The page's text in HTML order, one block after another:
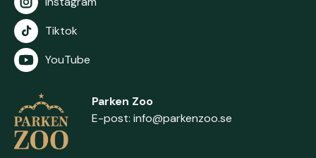
Tiktok
YouTube
Parken Zoo
E-post: info@parkenzoo.se